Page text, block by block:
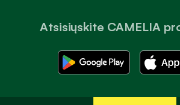
Atsisiųskite CAMELIA